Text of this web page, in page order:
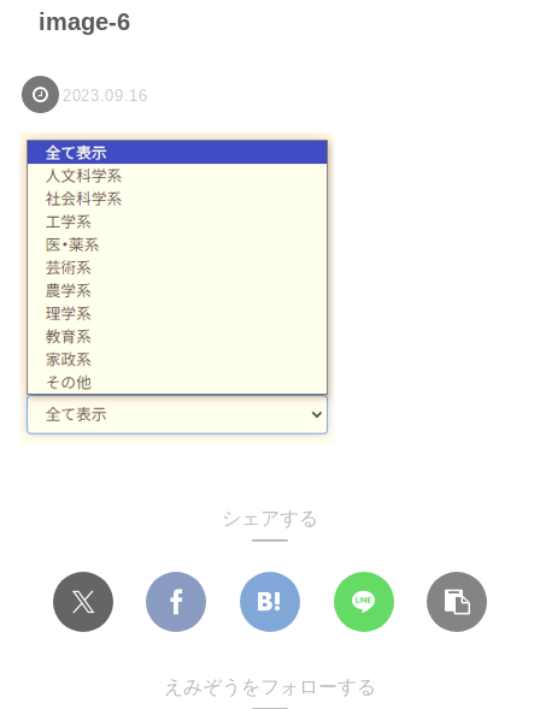
image-6
2023.09.16
シェアする
えみぞうをフォローする